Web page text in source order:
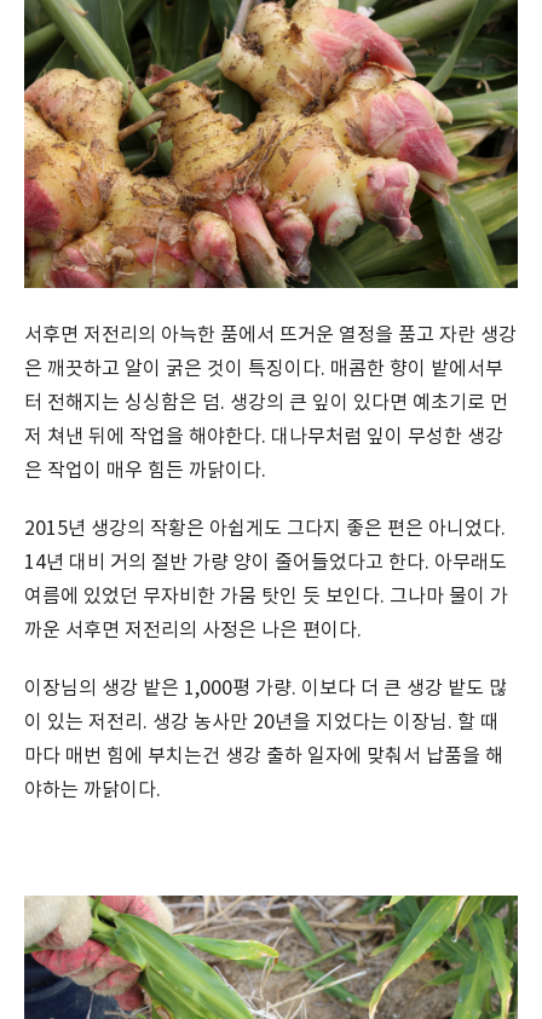
서후면 저전리의 아늑한 품에서 뜨거운 열정을 품고 자란 생강
은 깨끗하고 알이 굵은 것이 특징이다. 매콤한 향이 밭에서부
터 전해지는 싱싱함은 덤. 생강의 큰 잎이 있다면 예초기로 먼
저 쳐낸 뒤에 작업을 해야한다. 대나무처럼 잎이 무성한 생강
은 작업이 매우 힘든 까닭이다.
2015년 생강의 작황은 아쉽게도 그다지 좋은 편은 아니었다.
14년 대비 거의 절반 가량 양이 줄어들었다고 한다. 아무래도
여름에 있었던 무자비한 가뭄 탓인 듯 보인다. 그나마 물이 가
까운 서후면 저전리의 사정은 나은 편이다.
이장님의 생강 밭은 1,000평 가량. 이보다 더 큰 생강 밭도 많
이 있는 저전리. 생강 농사만 20년을 지었다는 이장님. 할 때
마다 매번 힘에 부치는건 생강 출하 일자에 맞춰서 납품을 해
야하는 까닭이다.